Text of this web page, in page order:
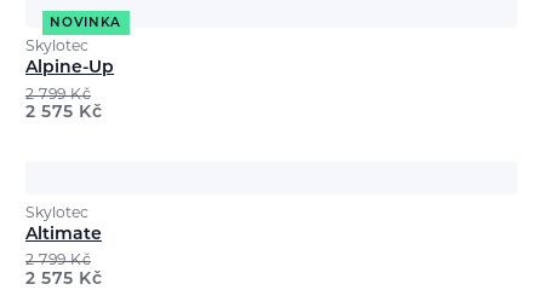
NOVINKA
Skylotec
Alpine-Up
2 799Kč
2 575 Kč
Skylotec
Altimate
2 799Kč
2 575 Kč